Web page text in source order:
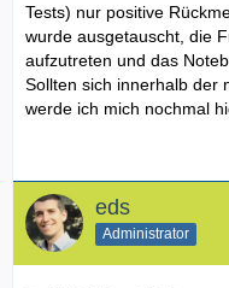
Tests) nur positive
wurde ausgetauscht, die
aufzutreten und das
Sollten sich innerhalb der
werde ich mich nochmal
eds
Administrator